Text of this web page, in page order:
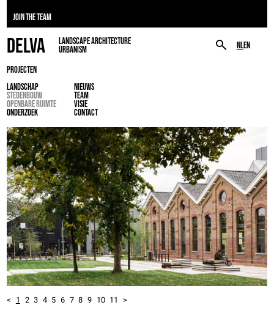
JOIN THE TEAM
NLEN
DELVA
LANDSCAPE ARCHITECTURE
URBANISM
PROJECTEN
LANDSCHAP
STEDENBOUW
OPENBARE RUIMTE
ONDERZOEK
NIEUWS
TEAM
VISIE
CONTACT
< 1 2 3 4 5 6 7 8 9 10 11 >